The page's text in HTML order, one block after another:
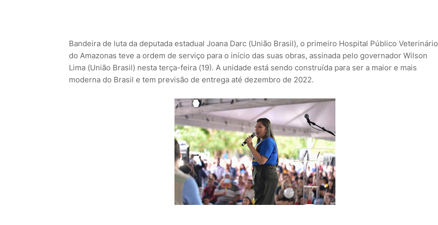
Bandeira de luta da deputada estadual Joana Darc (União Brasil), o primeiro Hospital Público Veterinário
do Amazonas teve a ordem de serviço para o início das suas obras, assinada pelo governador Wilson
Lima (União Brasil) nesta terça-feira (19). A unidade está sendo construída para ser a maior e mais
moderna do Brasil e tem previsão de entrega até dezembro de 2022.